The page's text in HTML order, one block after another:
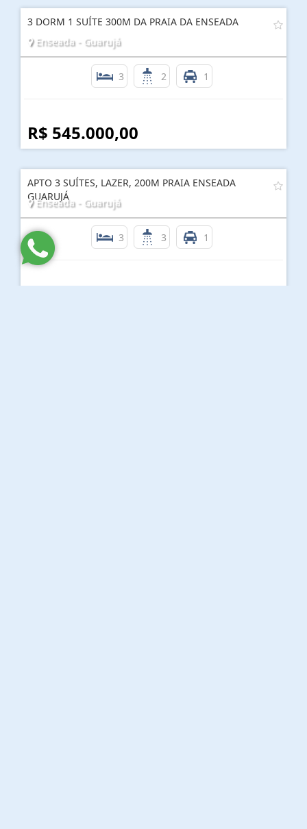
3 DORM 1 SUÍTE 300M DA PRAIA DA ENSEADA
Enseada - Guarujá
3 2 1
R$ 545.000,00
APTO 3 SUÍTES, LAZER, 200M PRAIA ENSEADA
GUARUJÁ
Enseada - Guarujá
3 3 1
R$ 400.000,00